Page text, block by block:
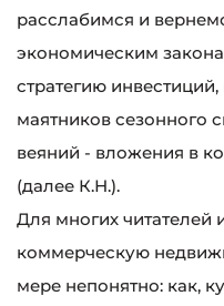
расслабимся и
экономическим
стратегию
маятников сезонного
веяний - вложения в
(далее К.Н.).
Для многих читателей
коммерческую
мере непонятно: как,